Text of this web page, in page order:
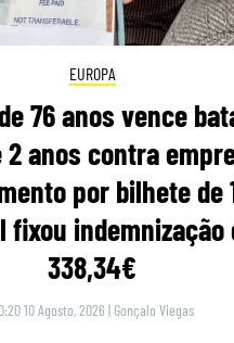
EUROPA
76 anos vence
anos contra
por bilhete de
fixou indemnização
338,34€
10 Agosto, 2026 | Gonçalo Viegas